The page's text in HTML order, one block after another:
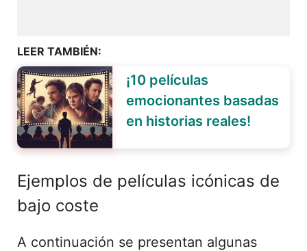
LEER TAMBIÉN:
¡10 películas
emocionantes basadas
en historias reales!
Ejemplos de películas icónicas de
bajo coste
A continuación se presentan algunas